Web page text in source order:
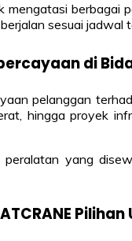
mengatasi
sesuai jadwal
di
pelanggan
hingga proyek
yang